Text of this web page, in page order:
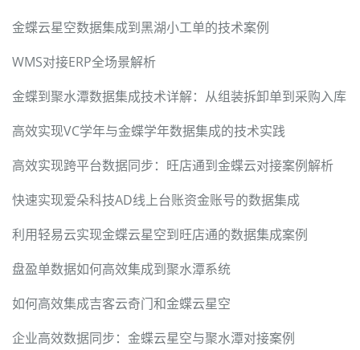
金蝶云星空数据集成到黑湖小工单的技术案例
WMS对接ERP全场景解析
金蝶到聚水潭数据集成技术详解：从组装拆卸单到采购入库
高效实现VC学年与金蝶学年数据集成的技术实践
高效实现跨平台数据同步：旺店通到金蝶云对接案例解析
快速实现爱朵科技AD线上台账资金账号的数据集成
利用轻易云实现金蝶云星空到旺店通的数据集成案例
盘盈单数据如何高效集成到聚水潭系统
如何高效集成吉客云奇门和金蝶云星空
企业高效数据同步：金蝶云星空与聚水潭对接案例